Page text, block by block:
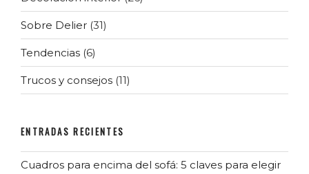
Sobre Delier (31)
Tendencias (6)
Trucos y consejos (11)
ENTRADAS RECIENTES
Cuadros para encima del sofá: 5 claves para elegir